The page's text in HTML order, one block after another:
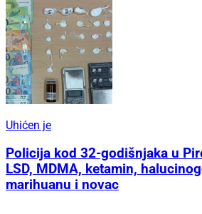
Uhićen je
Policija kod 32-godišnjaka u
LSD, MDMA, ketamin,
marihuanu i novac